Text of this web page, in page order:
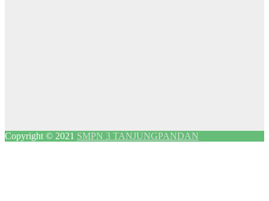
Copyright © 2021 SMPN 3 TANJUNGPANDAN